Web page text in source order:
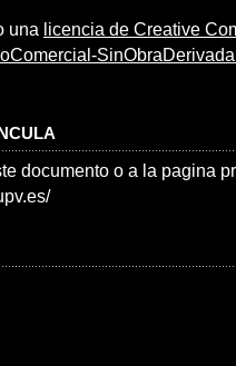
una licencia de Creative
documento o a la pagina